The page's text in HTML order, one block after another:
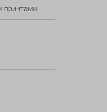
принтами.